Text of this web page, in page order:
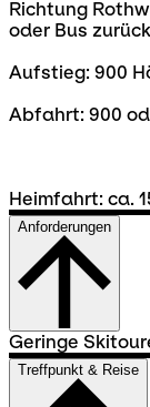
Richtung
oder Bus
Aufstieg: 900
Abfahrt: 900
Heimfahrt: ca.
Anforderungen
Geringe
Treffpunkt & Reise